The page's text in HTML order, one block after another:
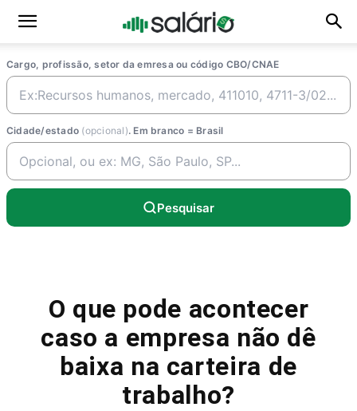
Cargo, profissão, setor da emresa ou código CBO/CNAE
Cidade/estado (opcional). Em branco = Brasil
Pesquisar
O que pode acontecer
caso a empresa não dê
baixa na carteira de
trabalho?